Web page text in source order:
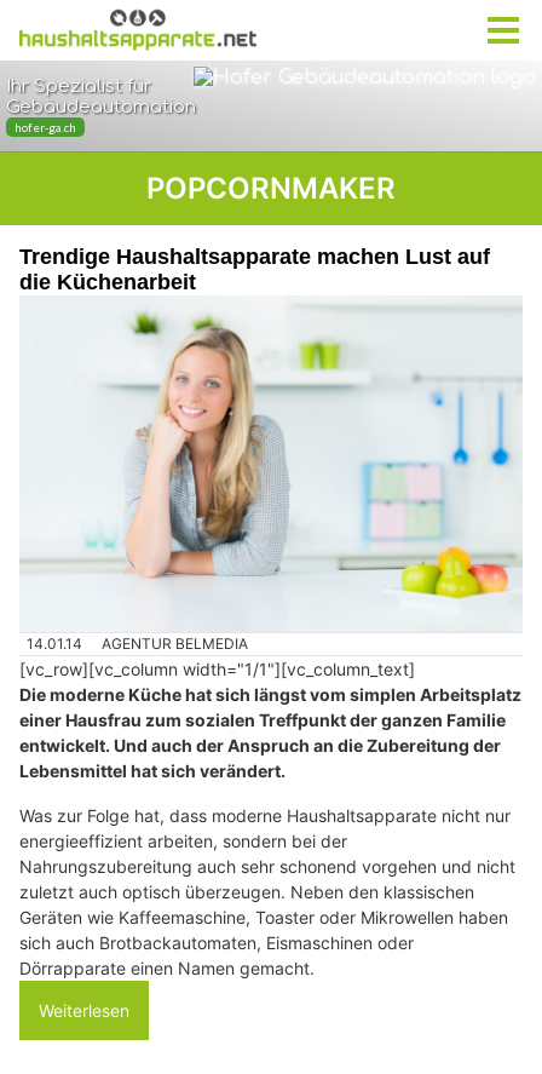
POPCORNMAKER
Trendige Haushaltsapparate machen Lust auf
die Küchenarbeit
14.01.14 AGENTUR BELMEDIA
[vc_row][vc_column width="1/1"][vc_column_text]
Die moderne Küche hat sich längst vom simplen Arbeitsplatz
einer Hausfrau zum sozialen Treffpunkt der ganzen Familie
entwickelt. Und auch der Anspruch an die Zubereitung der
Lebensmittel hat sich verändert.
Was zur Folge hat, dass moderne Haushaltsapparate nicht nur
energieeffizient arbeiten, sondern bei der
Nahrungszubereitung auch sehr schonend vorgehen und nicht
zuletzt auch optisch überzeugen. Neben den klassischen
Geräten wie Kaffeemaschine, Toaster oder Mikrowellen haben
sich auch Brotbackautomaten, Eismaschinen oder
Dörrapparate einen Namen gemacht.
Weiterlesen